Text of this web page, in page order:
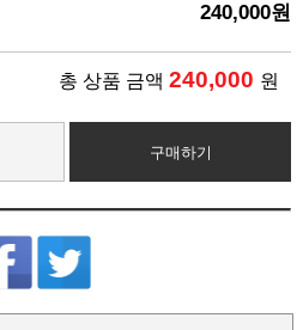
240,000원
총 상품 금액 240,000 원
구매하기